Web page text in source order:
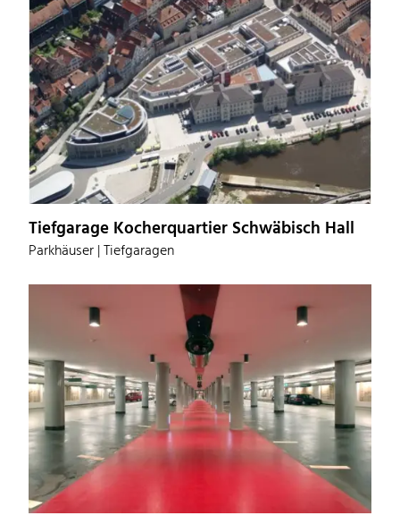
Tiefgarage Kocherquartier Schwäbisch Hall
Parkhäuser | Tiefgaragen